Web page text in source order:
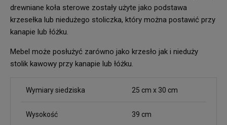
drewniane koła sterowe zostały użyte jako podstawa
krzesełka lub niedużego stoliczka, który można postawić przy
kanapie lub łóżku.
Mebel może posłużyć zarówno jako krzesło jak i nieduży
stolik kawowy przy kanapie lub łóżku.
Wymiary siedziska 25 cm x 30 cm
Wysokość 39 cm